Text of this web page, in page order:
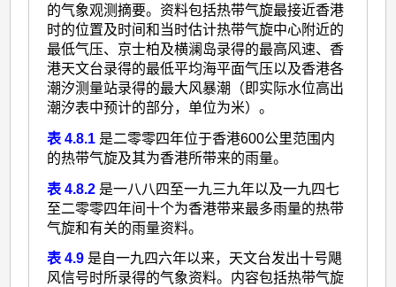
的气象观测摘要。资料包括热带气旋最接近香港
时的位置及时间和当时估计热带气旋中心附近的
最低气压、京士柏及横澜岛录得的最高风速、香
港天文台录得的最低平均海平面气压以及香港各
潮汐测量站录得的最大风暴潮（即实际水位高出
潮汐表中预计的部分，单位为米）。
表 4.8.1 是二零零四年位于香港600公里范围内
的热带气旋及其为香港所带来的雨量。
表 4.8.2 是一八八四至一九三九年以及一九四七
至二零零四年间十个为香港带来最多雨量的热带
气旋和有关的雨量资料。
表 4.9 是自一九四六年以来，天文台发出十号飓
风信号时所录得的气象资料。内容包括热带气旋